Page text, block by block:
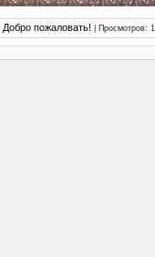
Добро пожаловать! | Просмотров: